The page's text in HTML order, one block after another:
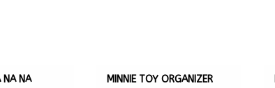
NA NA
MINNIE TOY ORGANIZER